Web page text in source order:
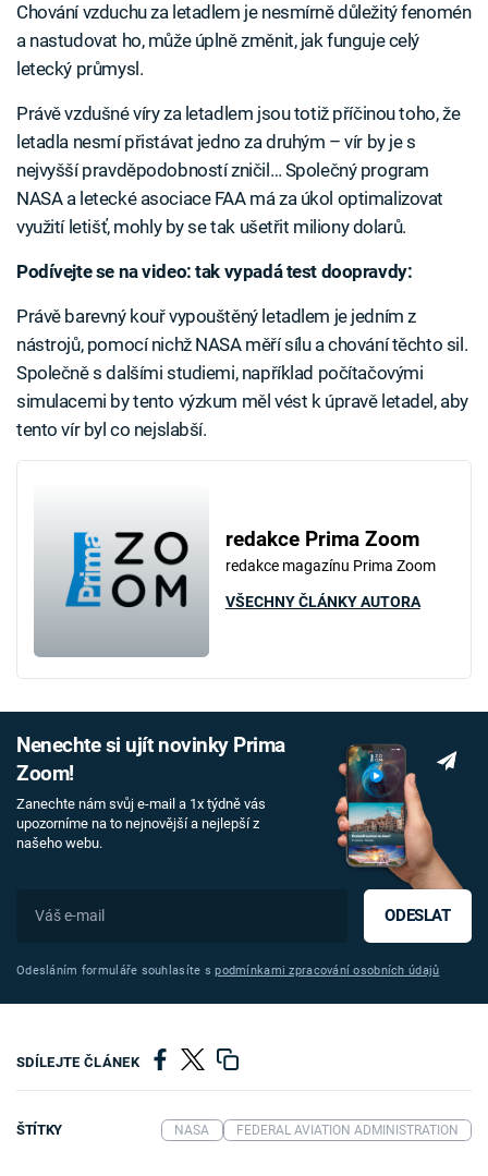
Chování vzduchu za letadlem je nesmírně důležitý fenomén
a nastudovat ho, může úplně změnit, jak funguje celý
letecký průmysl.
Právě vzdušné víry za letadlem jsou totiž příčinou toho, že
letadla nesmí přistávat jedno za druhým – vír by je s
nejvyšší pravděpodobností zničil… Společný program
NASA a letecké asociace FAA má za úkol optimalizovat
využití letišť, mohly by se tak ušetřit miliony dolarů.
Podívejte se na video: tak vypadá test doopravdy:
Právě barevný kouř vypouštěný letadlem je jedním z
nástrojů, pomocí nichž NASA měří sílu a chování těchto sil.
Společně s dalšími studiemi, například počítačovými
simulacemi by tento výzkum měl vést k úpravě letadel, aby
tento vír byl co nejslabší.
redakce Prima Zoom
redakce magazínu Prima Zoom
VŠECHNY ČLÁNKY AUTORA
Nenechte si ujít novinky Prima
Zoom!
Zanechte nám svůj e-mail a 1x týdně vás
upozorníme na to nejnovější a nejlepší z
našeho webu.
ODESLAT
Odesláním formuláře souhlasíte spodmínkami zpracování osobních údajů
SDÍLEJTE ČLÁNEK
ŠTÍTKY NASA FEDERAL AVIATION ADMINISTRATION